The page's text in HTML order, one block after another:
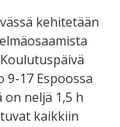
kehitetään
9-17 Espoossa
neljä 1,5 h
kaikkiin